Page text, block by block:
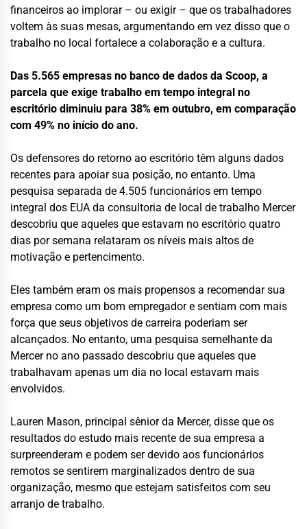
financeiros ao implorar – ou exigir – que os trabalhadores
voltem às suas mesas, argumentando em vez disso que o
trabalho no local fortalece a colaboração e a cultura.
Das 5.565 empresas no banco de dados da Scoop, a
parcela que exige trabalho em tempo integral no
escritório diminuiu para 38% em outubro, em comparação
com 49% no início do ano.
Os defensores do retorno ao escritório têm alguns dados
recentes para apoiar sua posição, no entanto. Uma
pesquisa separada de 4.505 funcionários em tempo
integral dos EUA da consultoria de local de trabalho Mercer
descobriu que aqueles que estavam no escritório quatro
dias por semana relataram os níveis mais altos de
motivação e pertencimento.
Eles também eram os mais propensos a recomendar sua
empresa como um bom empregador e sentiam com mais
força que seus objetivos de carreira poderiam ser
alcançados. No entanto, uma pesquisa semelhante da
Mercer no ano passado descobriu que aqueles que
trabalhavam apenas um dia no local estavam mais
envolvidos.
Lauren Mason, principal sênior da Mercer, disse que os
resultados do estudo mais recente de sua empresa a
surpreenderam e podem ser devido aos funcionários
remotos se sentirem marginalizados dentro de sua
organização, mesmo que estejam satisfeitos com seu
arranjo de trabalho.